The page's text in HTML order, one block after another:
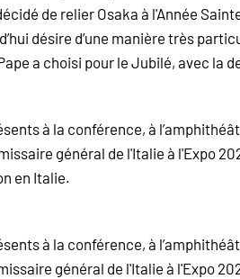
de relier Osaka à l'Année
désire d’une manière très
a choisi pour le Jubilé, avec la
à la conférence, à
général de l'Italie à l'Expo
en Italie.
à la conférence, à
général de l'Italie à l'Expo